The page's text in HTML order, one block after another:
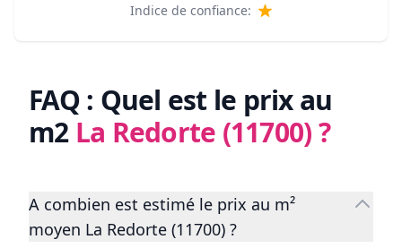
Indice de confiance:
FAQ : Quel est le prix au
m2 La Redorte (11700)?
A combien est estimé le prix au m²
moyen La Redorte (11700) ?